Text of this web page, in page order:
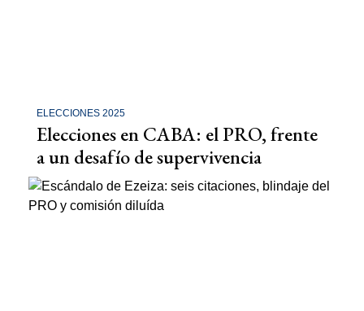
ELECCIONES 2025
Elecciones en CABA: el PRO, frente
a un desafío de supervivencia